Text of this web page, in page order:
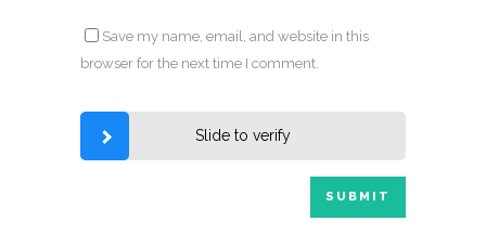
Save my name, email, and website in this
browser for the next time I comment.
Slide to verify